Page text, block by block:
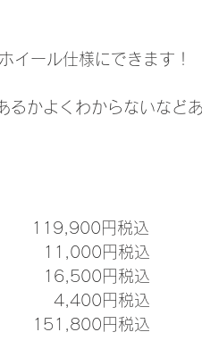
イール仕様にできます！
るかよくわからないなど
　 119,900円税込
　　11,000円税込
　　16,500円税込
　  　4,400円税込
円税込